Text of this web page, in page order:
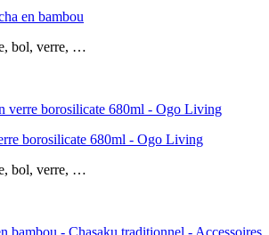
en bambou
bol, verre, …
borosilicate 680ml - Ogo Living
bol, verre, …